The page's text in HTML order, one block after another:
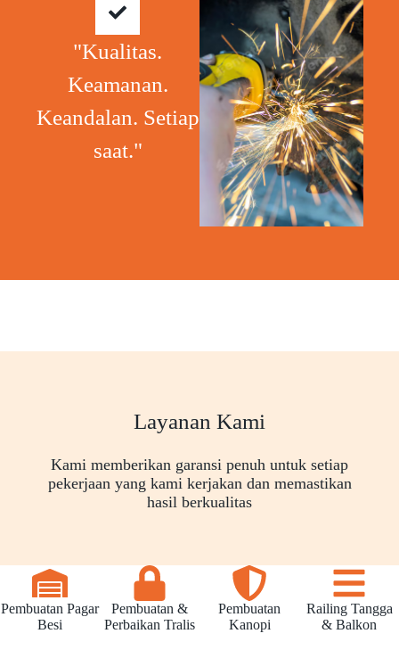
"Kualitas.
Keamanan.
Keandalan. Setiap
saat."
Layanan Kami
Kami memberikan garansi penuh untuk setiap
pekerjaan yang kami kerjakan dan memastikan
hasil berkualitas
Pembuatan Pagar
Besi
Pembuatan &
Perbaikan Tralis
Pembuatan
Kanopi
Railing Tangga
& Balkon